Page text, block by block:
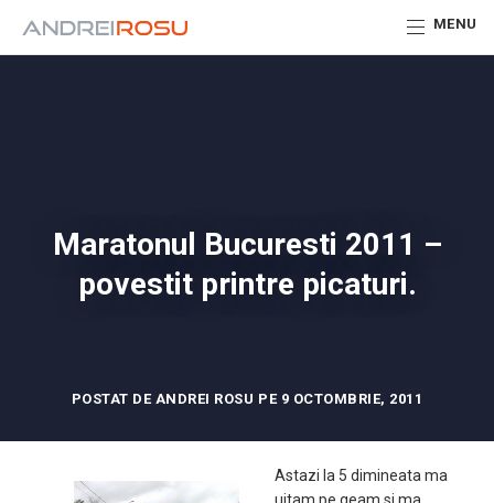
MENU
Maratonul Bucuresti 2011 –
povestit printre picaturi.
POSTAT DE ANDREI ROSU PE 9 OCTOMBRIE, 2011
Astazi la 5 dimineata ma